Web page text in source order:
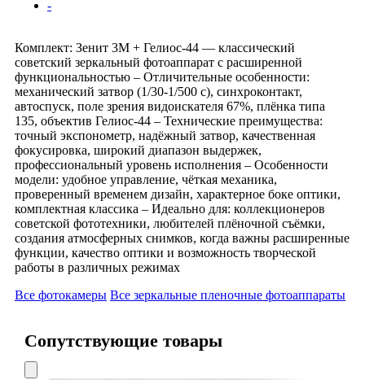
-
Комплект: Зенит 3М + Гелиос-44 — классический
советский зеркальный фотоаппарат с расширенной
функциональностью – Отличительные особенности:
механический затвор (1/30-1/500 с), синхроконтакт,
автоспуск, поле зрения видоискателя 67%, плёнка типа
135, объектив Гелиос-44 – Технические преимущества:
точный экспонометр, надёжный затвор, качественная
фокусировка, широкий диапазон выдержек,
профессиональный уровень исполнения – Особенности
модели: удобное управление, чёткая механика,
проверенный временем дизайн, характерное боке оптики,
комплектная классика – Идеально для: коллекционеров
советской фототехники, любителей плёночной съёмки,
создания атмосферных снимков, когда важны расширенные
функции, качество оптики и возможность творческой
работы в различных режимах
Все фотокамеры Все зеркальные пленочные фотоаппараты
Сопутствующие товары